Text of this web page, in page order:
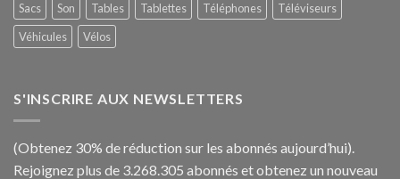
Sacs
Son Tables Tablettes Téléphones
Téléviseurs
Véhicules
Vélos
S'INSCRIRE AUX NEWSLETTERS
(Obtenez 30% de réduction sur les abonnés aujourd’hui).
Rejoignez plus de 3.268.305 abonnés et obtenez un nouveau